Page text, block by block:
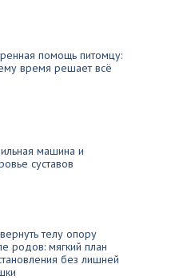
помощь питомцу:
время решает всё
машина и
суставов
телу опору
родов: мягкий план
без лишней